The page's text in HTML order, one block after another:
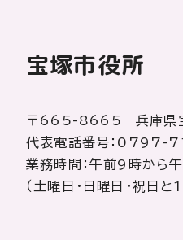
宝塚市役所
〒665-8665 兵庫県
代表電話番号：0797-
業務時間：午前9時から
（土曜日・日曜日・祝日